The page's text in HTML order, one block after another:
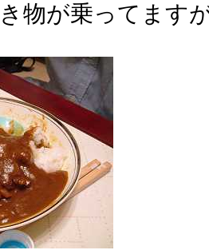
物が乗ってます